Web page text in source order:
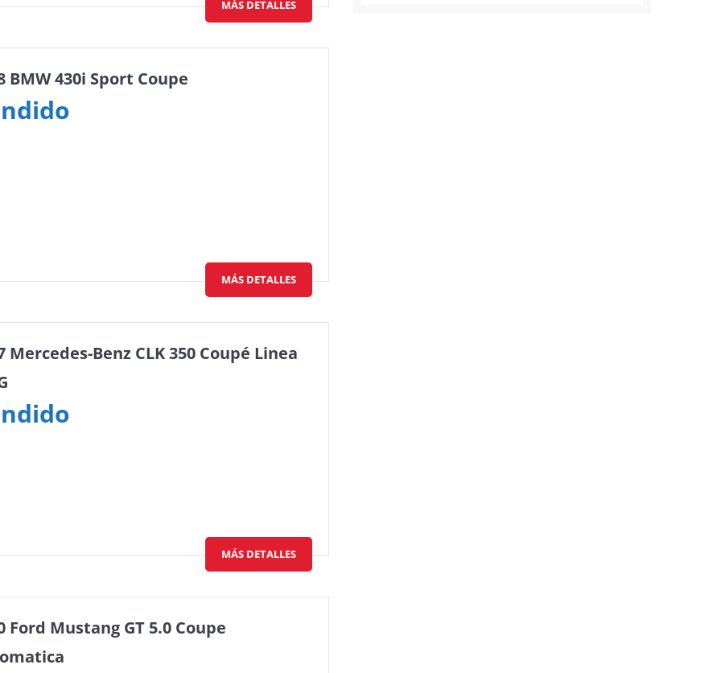
MÁS DETALLES
BMW 430i Sport Coupe
MÁS DETALLES
Mercedes-Benz CLK 350 Coupé Linea
MÁS DETALLES
Ford Mustang GT 5.0 Coupe